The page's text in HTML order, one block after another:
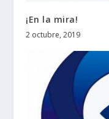
¡En la mira!
2 octubre, 2019